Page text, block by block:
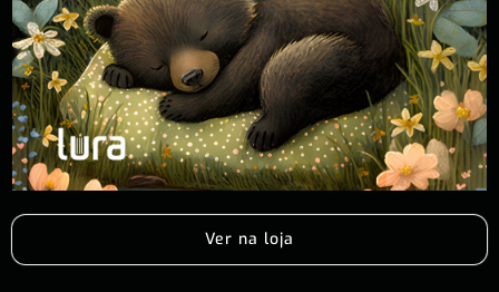
Ver na loja